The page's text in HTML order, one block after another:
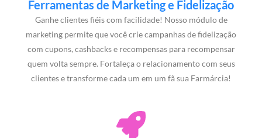
Ferramentas de Marketing e Fidelização
Ganhe clientes fiéis com facilidade! Nosso módulo de
marketing permite que você crie campanhas de fidelização
com cupons, cashbacks e recompensas para recompensar
quem volta sempre. Fortaleça o relacionamento com seus
clientes e transforme cada um em um fã sua Farmárcia!